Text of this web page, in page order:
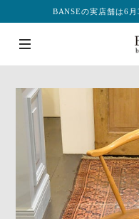
BANSEの実店舗は6